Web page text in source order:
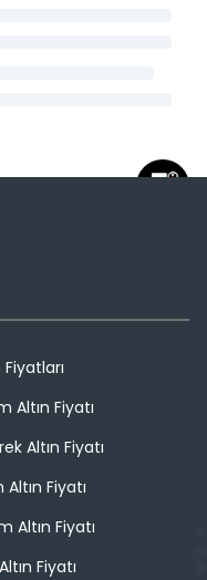
Fiyatları
Altın Fiyatı
Altın Fiyatı
Fiyatı
Altın Fiyatı
Fiyatı